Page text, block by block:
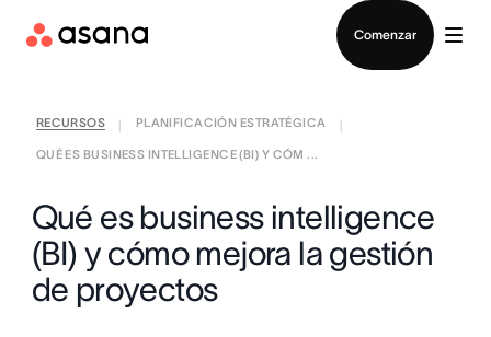
Comenzar
RECURSOS PLANIFICACIÓN ESTRATÉGICA
QUÉ ES BUSINESS INTELLIGENCE (BI) Y CÓM ...
Qué es business intelligence
(BI) y cómo mejora la gestión
de proyectos